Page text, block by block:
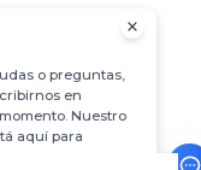
o preguntas,
en
Nuestro
aquí para